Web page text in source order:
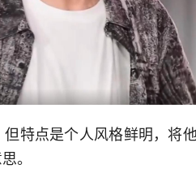
特点是个人风格鲜明，将
。